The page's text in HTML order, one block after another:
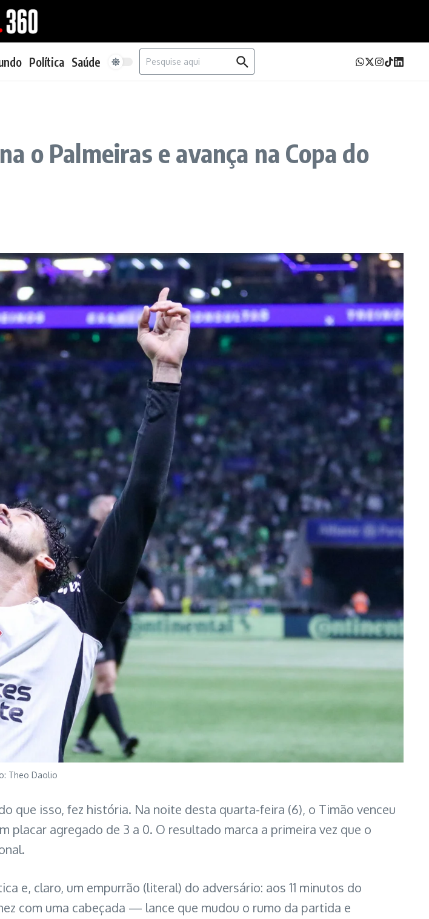
Política Saúde
Procurar por:
o Palmeiras e avança na Copa do
Theo Daolio
que isso, fez história. Na noite desta quarta-feira (6), o Timão venceu
placar agregado de 3 a 0. O resultado marca a primeira vez que o
e, claro, um empurrão (literal) do adversário: aos 11 minutos do
com uma cabeçada — lance que mudou o rumo da partida e